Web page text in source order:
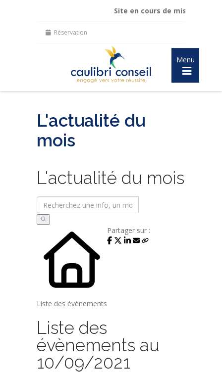
Site en cours de mise à jour :
Réservation
Menu
L'actualité du
mois
L'actualité du mois
Liste des évènements
Partager sur :
Liste des
évènements au
10/09/2021